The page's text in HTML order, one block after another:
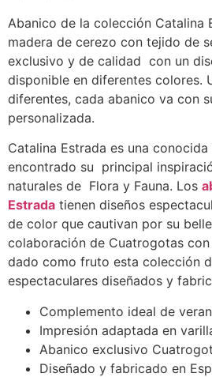
Abanico de la colección Catalina
madera de cerezo con tejido de
exclusivo y de calidad con un
disponible en diferentes colores.
diferentes, cada abanico va con
personalizada.
Catalina Estrada es una
encontrado su principal
naturales de Flora y Fauna. Los
Estrada tienen diseños
de color que cautivan por su
colaboración de Cuatrogotas
dado como fruto esta colección
espectaculares diseñados y
Complemento ideal de
Impresión adaptada en
Abanico exclusivo
Diseñado y fabricado en